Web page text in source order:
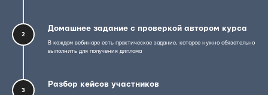
2
Домашнее задание с проверкой автором курса
В каждом вебинаре есть практическое задание, которое нужно обязательно
выполнить для получения диплома
3
Разбор кейсов участников